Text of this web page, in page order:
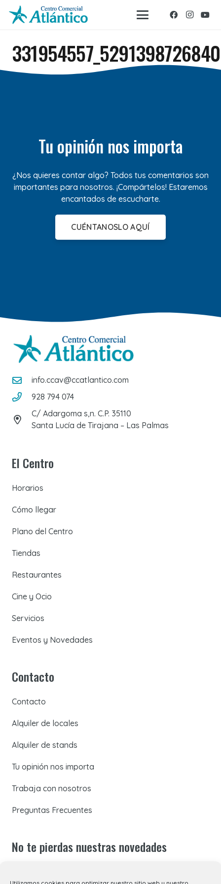
Tu opinión nos importa
¿Nos quieres contar algo? Todos tus comentarios son
importantes para nosotros. ¡Compártelos! Estaremos
encantados de escucharte.
CUÉNTANOSLO AQUÍ
info.ccav@ccatlantico.com
928 794 074
C/ Adargoma s,n. C.P. 35110
Santa Lucía de Tirajana – Las Palmas
El Centro
Horarios
Cómo llegar
Plano del Centro
Tiendas
Restaurantes
Cine y Ocio
Servicios
Eventos y Novedades
Contacto
Contacto
Alquiler de locales
Alquiler de stands
Tu opinión nos importa
Trabaja con nosotros
Preguntas Frecuentes
No te pierdas nuestras novedades